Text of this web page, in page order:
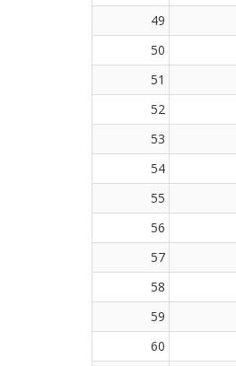
49
50
51
52
53
54
55
56
57
58
59
60